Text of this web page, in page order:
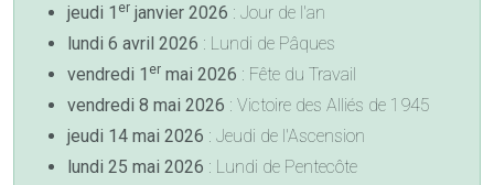
jeudi 1 er janvier 2026 : Jour de l'an
lundi 6 avril 2026 : Lundi de Pâques
vendredi 1 er mai 2026 : Fête du Travail
vendredi 8 mai 2026 : Victoire des Alliés de 1945
jeudi 14 mai 2026 : Jeudi de l'Ascension
lundi 25 mai 2026 : Lundi de Pentecôte